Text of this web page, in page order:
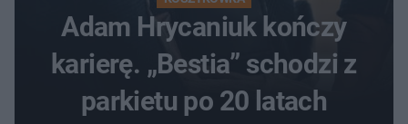
Adam Hrycaniuk kończy
karierę. „Bestia” schodzi z
parkietu po 20 latach